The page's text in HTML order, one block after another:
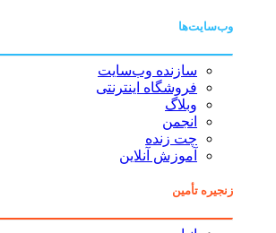
وب‌سایت‌ها
سازنده وب‌سایت
فروشگاه اینترنتی
وبلاگ
انجمن
چت زنده
آموزش آنلاین
زنجیره تأمین